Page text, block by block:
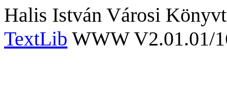
Halis István Városi
TextLib WWW V2.01.01/